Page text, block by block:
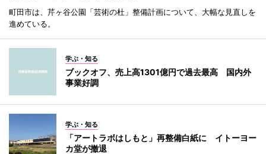
町田市は、芹ヶ谷公園「芸術の杜」整備計画について、大幅な見直しを
進めている。
学ぶ・知る
ブックオフ、売上高1301億円で過去最高 国内外
事業好調
学ぶ・知る
「アートラボはしもと」再整備白紙に イトーヨー
カ堂が撤退